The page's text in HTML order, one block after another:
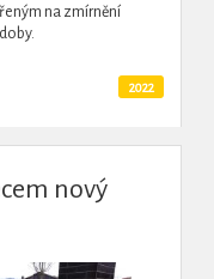
na zmírnění
2022
nový